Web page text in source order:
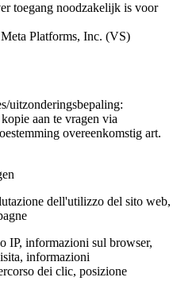
toegang noodzakelijk is voor
Platforms, Inc. (VS)
uitzonderingsbepaling:
aan te vragen via
overeenkomstig art.
dell'utilizzo del sito web,
IP, informazioni sul browser,
informazioni
dei clic, posizione